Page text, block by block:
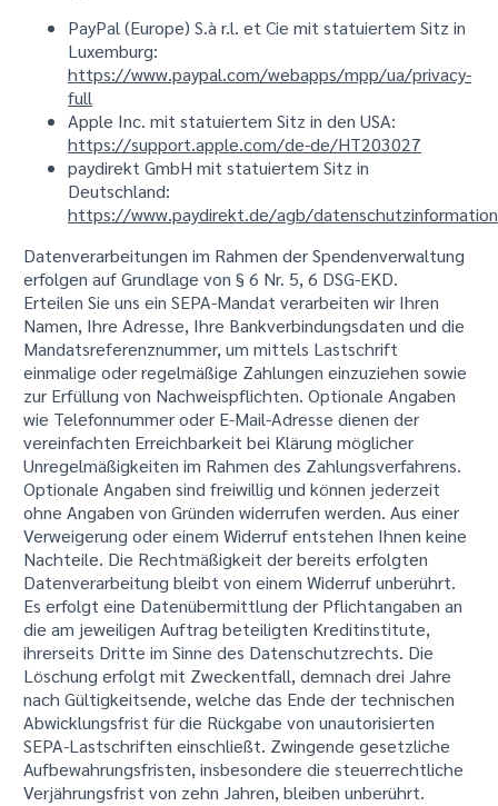
PayPal (Europe) S.à r.l. et Cie mit statuiertem Sitz in
Luxemburg:
https://www.paypal.com/webapps/mpp/ua/privacy-
full
Apple Inc. mit statuiertem Sitz in den USA:
https://support.apple.com/de-de/HT203027
paydirekt GmbH mit statuiertem Sitz in
Deutschland:
https://www.paydirekt.de/agb/
Datenverarbeitungen im Rahmen der Spendenverwaltung
erfolgen auf Grundlage von § 6 Nr. 5, 6 DSG-EKD.
Erteilen Sie uns ein SEPA-Mandat verarbeiten wir Ihren
Namen, Ihre Adresse, Ihre Bankverbindungsdaten und die
Mandatsreferenznummer, um mittels Lastschrift
einmalige oder regelmäßige Zahlungen einzuziehen sowie
zur Erfüllung von Nachweispflichten. Optionale Angaben
wie Telefonnummer oder E-Mail-Adresse dienen der
vereinfachten Erreichbarkeit bei Klärung möglicher
Unregelmäßigkeiten im Rahmen des Zahlungsverfahrens.
Optionale Angaben sind freiwillig und können jederzeit
ohne Angaben von Gründen widerrufen werden. Aus einer
Verweigerung oder einem Widerruf entstehen Ihnen keine
Nachteile. Die Rechtmäßigkeit der bereits erfolgten
Datenverarbeitung bleibt von einem Widerruf unberührt.
Es erfolgt eine Datenübermittlung der Pflichtangaben an
die am jeweiligen Auftrag beteiligten Kreditinstitute,
ihrerseits Dritte im Sinne des Datenschutzrechts. Die
Löschung erfolgt mit Zweckentfall, demnach drei Jahre
nach Gültigkeitsende, welche das Ende der technischen
Abwicklungsfrist für die Rückgabe von unautorisierten
SEPA-Lastschriften einschließt. Zwingende gesetzliche
Aufbewahrungsfristen, insbesondere die steuerrechtliche
Verjährungsfrist von zehn Jahren, bleiben unberührt.